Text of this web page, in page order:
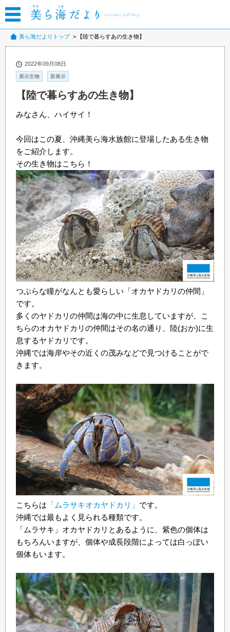
美ら海だよりトップ 【陸で暮らすあの生き物】
2022年09月08日
展示生物 新展示
【陸で暮らすあの生き物】
みなさん、ハイサイ！
今回はこの夏、沖縄美ら海水族館に登場したある生き物
をご紹介します。
その生き物はこちら！
つぶらな瞳がなんとも愛らしい「オカヤドカリの仲間」
です。
多くのヤドカリの仲間は海の中に生息していますが、こ
ちらのオカヤドカリの仲間はその名の通り、陸(おか)に生
息するヤドカリです。
沖縄では海岸やその近くの茂みなどで見つけることがで
きます。
こちらは 「ムラサキオカヤドカリ」 です。
沖縄では最もよく見られる種類です。
「ムラサキ」オカヤドカリとあるように、紫色の個体は
もちろんいますが、個体や成長段階によっては白っぽい
個体もいます。